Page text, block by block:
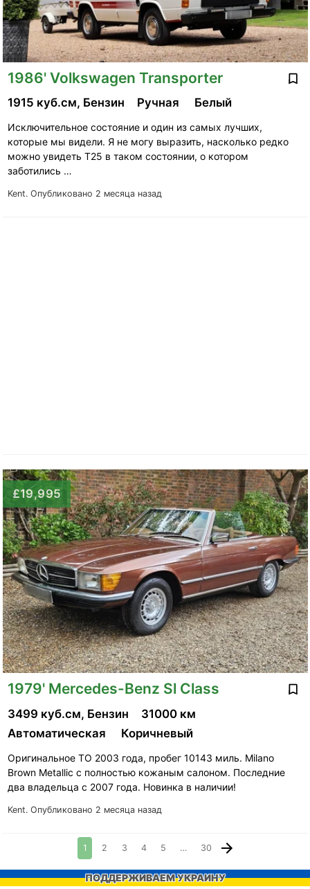
1986' Volkswagen Transporter
Kent. Опубликовано 2 месяца назад
1915 куб.см, Бензин Ручная Белый
Исключительное состояние и один из самых лучших,
которые мы видели. Я не могу выразить, насколько редко
можно увидеть T25 в таком состоянии, о котором
заботились …
£19,995
1979' Mercedes-Benz Sl Class
Kent. Опубликовано 2 месяца назад
3499 куб.см, Бензин
31000 км
Автоматическая
Коричневый
Оригинальное ТО 2003 года, пробег 10143 миль. Milano
Brown Metallic с полностью кожаным салоном. Последние
два владельца с 2007 года. Новинка в наличии!
1 2 3 4 5 … 30
ПОДДЕРЖИВАЕМ УКРАИНУ